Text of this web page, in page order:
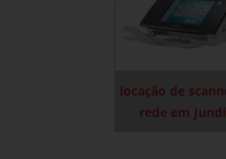
locação de
rede em